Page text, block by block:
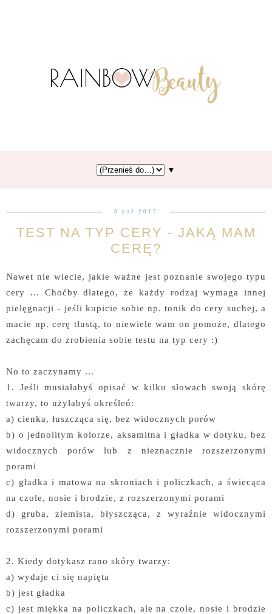
▼
8 paź 2012
TEST NA TYP CERY - JAKĄ MAM
CERĘ?
Nawet nie wiecie, jakie ważne jest poznanie swojego typu
cery ... Choćby dlatego, że każdy rodzaj wymaga innej
pielęgnacji - jeśli kupicie sobie np. tonik do cery suchej, a
macie np. cerę tłustą, to niewiele wam on pomoże, dlatego
zachęcam do zrobienia sobie testu na typ cery :)
No to zaczynamy ...
1. Jeśli musiałabyś opisać w kilku słowach swoją skórę
twarzy, to użyłabyś określeń:
a) cienka, łuszcząca się, bez widocznych porów
b) o jednolitym kolorze, aksamitna i gładka w dotyku, bez
widocznych porów lub z nieznacznie rozszerzonymi
porami
c) gładka i matowa na skroniach i policzkach, a świecąca
na czole, nosie i brodzie, z rozszerzonymi porami
d) gruba, ziemista, błyszcząca, z wyraźnie widocznymi
rozszerzonymi porami
2. Kiedy dotykasz rano skóry twarzy:
a) wydaje ci się napięta
b) jest gładka
c) jest miękka na policzkach, ale na czole, nosie i brodzie